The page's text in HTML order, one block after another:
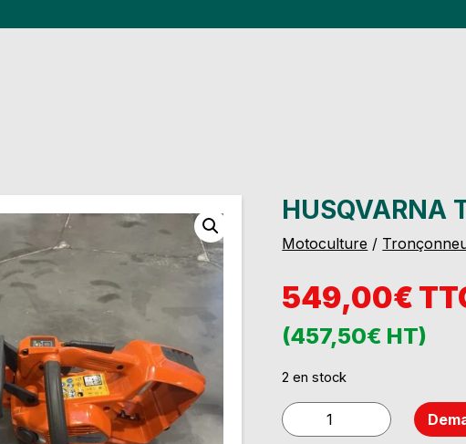
HUSQVARNA
Motoculture /
549,00€
(457,50€ HT)
2 en stock
quantité
de